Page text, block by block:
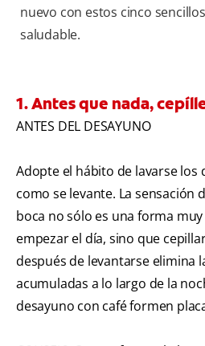
nuevo con estos cinco
saludable.
1. Antes que nada,
ANTES DEL DESAYUNO
Adopte el hábito de lavarse
como se levante. La sensación
boca no sólo es una forma
empezar el día, sino que
después de levantarse elimina
acumuladas a lo largo de la
desayuno con café formen